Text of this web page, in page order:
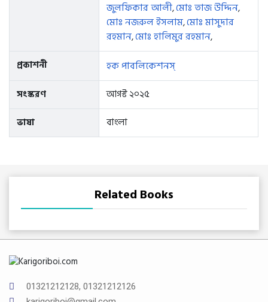
জুলফিকার আলী,মোঃ তাজ উদ্দিন,
মোঃ নজরুল ইসলাম,মোঃ মাসুদার
রহমান,মোঃ হালিমুর রহমান,
প্রকাশনী
হক পাবলিকেশনস্
সংস্করণ
আগস্ট ২০২৫
ভাষা
বাংলা
Related Books
01321212128, 01321212126